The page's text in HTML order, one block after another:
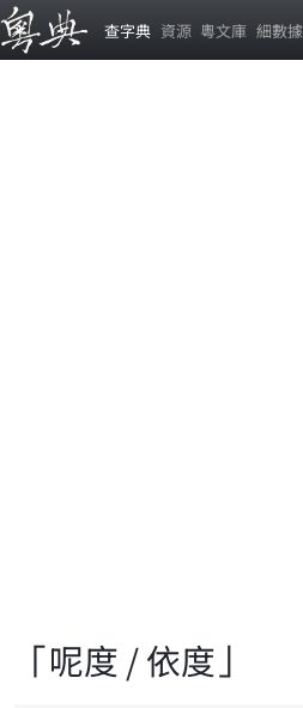
查字典 資源 粵文庫 細數據
「呢度 / 依度」